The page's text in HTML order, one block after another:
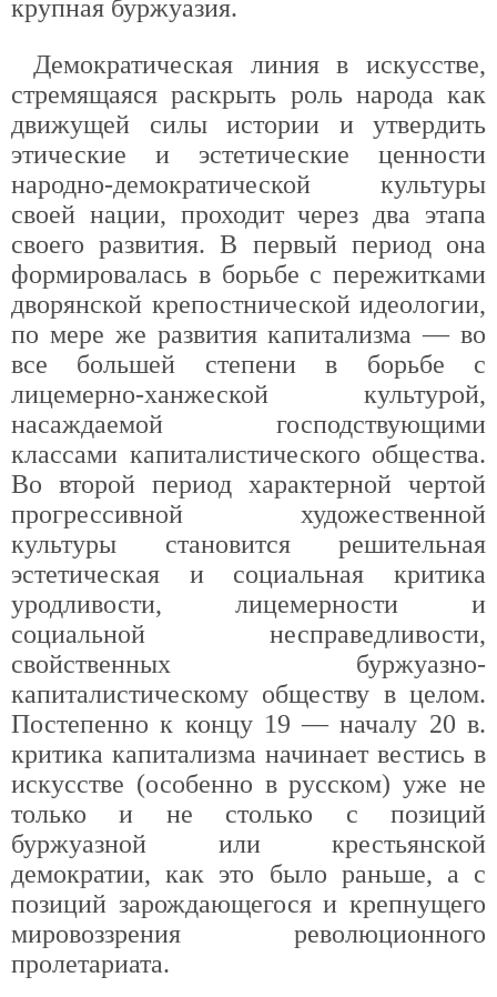
крупная буржуазия.
Демократическая линия в искусстве,
стремящаяся раскрыть роль народа как
движущей силы истории и утвердить
этические и эстетические ценности
народно-демократической культуры
своей нации, проходит через два этапа
своего развития. В первый период она
формировалась в борьбе с пережитками
дворянской крепостнической идеологии,
по мере же развития капитализма — во
все большей степени в борьбе с
лицемерно-ханжеской культурой,
насаждаемой господствующими
классами капиталистического общества.
Во второй период характерной чертой
прогрессивной художественной
культуры становится решительная
эстетическая и социальная критика
уродливости, лицемерности и
социальной несправедливости,
свойственных буржуазно-
капиталистическому обществу в целом.
Постепенно к концу 19 — началу 20 в.
критика капитализма начинает вестись в
искусстве (особенно в русском) уже не
только и не столько с позиций
буржуазной или крестьянской
демократии, как это было раньше, а с
позиций зарождающегося и крепнущего
мировоззрения революционного
пролетариата.